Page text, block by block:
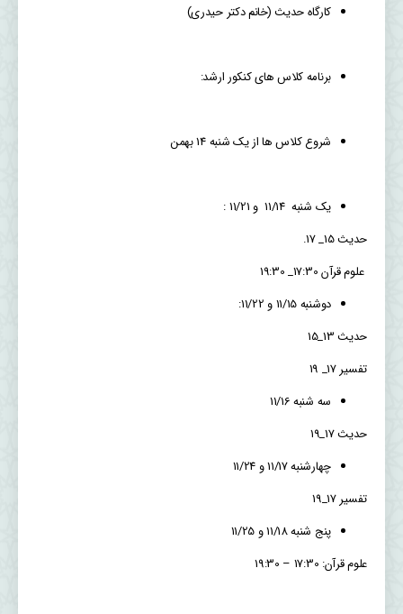
کارگاه حدیث (خانم دکتر حیدری)
برنامه کلاس های کنکور ارشد:
شروع کلاس ها از یک شنبه 14 بهمن
یک شنبه 11/14 و 11/21 :
حدیث 15_ 17.
علوم قرآن 17:30_ 19:30
دوشنبه 11/15 و 11/22:
حدیث 13_15
تفسیر 17_ 19
سه شنبه 11/16
حدیث 17_19
چهارشنبه 11/17 و 11/24
تفسیر 17_19
پنج شنبه 11/18 و 11/25
علوم قرآن: 17:30 – 19:30